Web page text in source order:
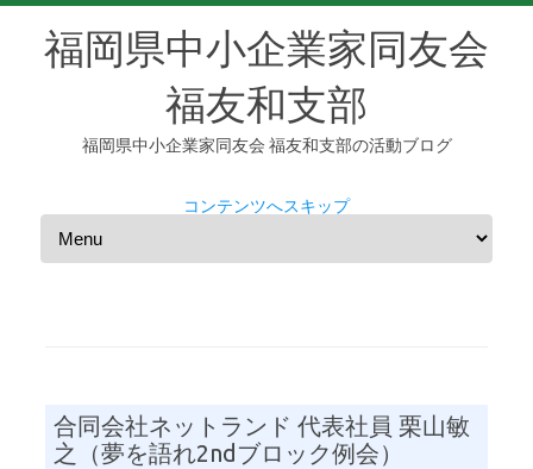
福岡県中小企業家同友会
福友和支部
福岡県中小企業家同友会 福友和支部の活動ブログ
コンテンツへスキップ
合同会社ネットランド 代表社員 栗山敏
之（夢を語れ2ndブロック例会）